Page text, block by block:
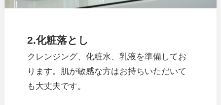
2.化粧落とし
クレンジング、化粧水、乳液を準備してお
ります。肌が敏感な方はお持ちいただいて
も大丈夫です。